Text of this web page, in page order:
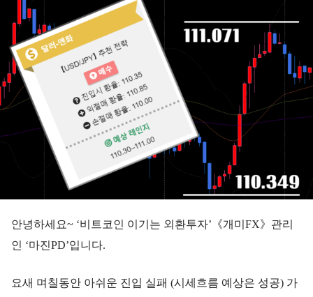
안녕하세요~ ‘비트코인 이기는 외환투자’《개미FX》관리
인 ‘마진PD’입니다.
요새 며칠동안 아쉬운 진입 실패 (시세흐름 예상은 성공) 가